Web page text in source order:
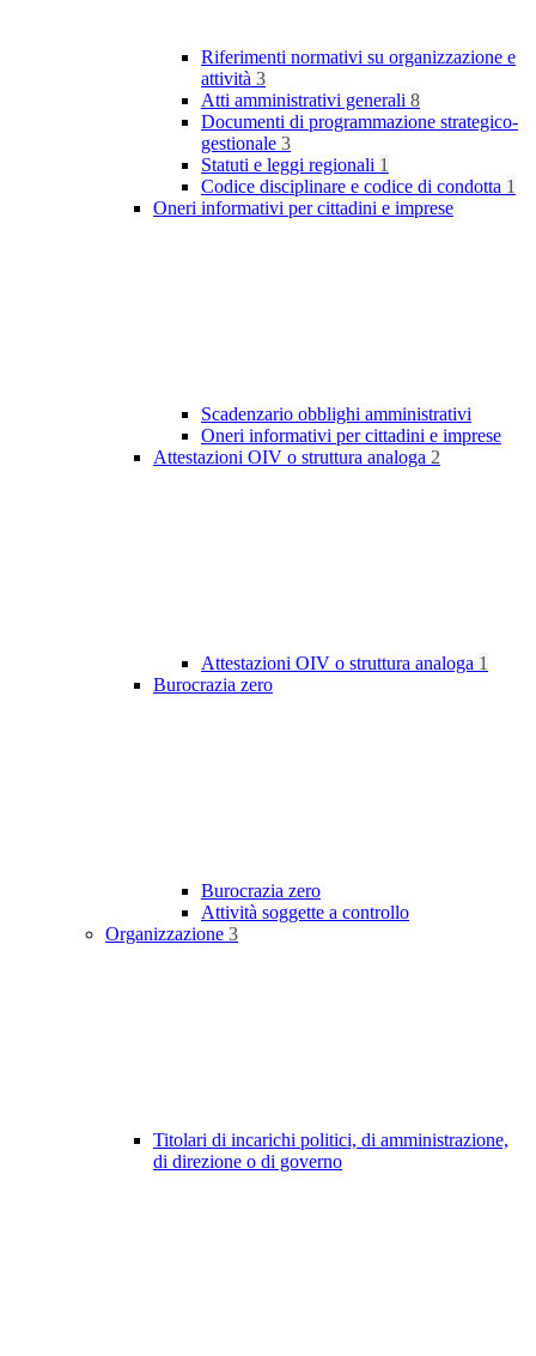
Riferimenti normativi su organizzazione e
attività 3
Atti amministrativi generali 8
Documenti di programmazione strategico-
gestionale 3
Statuti e leggi regionali 1
Codice disciplinare e codice di condotta 1
Oneri informativi per cittadini e imprese
Scadenzario obblighi amministrativi
Oneri informativi per cittadini e imprese
Attestazioni OIV o struttura analoga 2
Attestazioni OIV o struttura analoga 1
Burocrazia zero
Burocrazia zero
Attività soggette a controllo
Organizzazione 3
Titolari di incarichi politici, di amministrazione,
di direzione o di governo